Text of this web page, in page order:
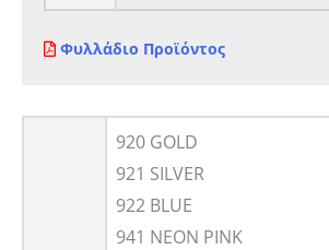
Φυλλάδιο Προϊόντος
920 GOLD
921 SILVER
922 BLUE
941 NEON PINK